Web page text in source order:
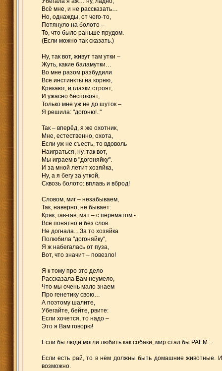
Всё мне, и не рассказать…
Но, однажды, от чего-то,
Потянуло на болото –
То, что было раньше прудом.
(Если можно так сказать.)
Ну, так вот, живут там утки –
Жуть, какие баламутки…
Во мне разом разбудили
Все инстинкты на корню,
Крякают, и глазки строят,
И ужасно беспокоят,
Только мне уж не до шуток –
Я решила: "догоню!.."
Так – вперёд, я же охотник,
Мне, естественно, охота,
Если уж не съесть, то вдоволь
Наиграться, ну, так вот,
Мы играем в "догоняйку".
И за мной летит хозяйка,
Ну, а я бегу за уткой,
Сквозь болото: вплавь и вброд!
Словом, миг – незабываем,
Так, наверно, не бывает:
Кряк, гав-гав, мат – с перематом -
Всё понятно и без слов.
Не догнала... За то хозяйка
Полюбила "догоняйку",
Я ж набегалась от пуза,
Вот, что значит – повезло!
Я к тому про это дело
Рассказала Вам неумело,
Что мы очень мало знаем
Про генетику свою…
А поэтому шалите,
Убегайте, бейте, рвите:
Если хочется, то надо –
Это я Вам говорю!
Если бы люди могли любить как собаки, мир стал бы РАЕМ...
Если есть рай, то в нём должны быть домашние животные.
возможно.